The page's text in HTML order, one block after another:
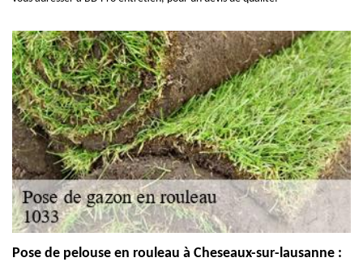
Pose de pelouse en rouleau à Cheseaux-sur-lausanne :